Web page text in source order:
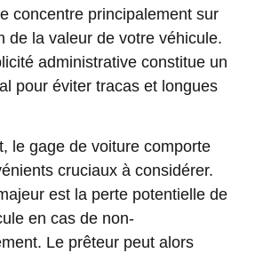
concentre principalement sur
de la valeur de votre véhicule.
administrative constitue un
pour éviter tracas et longues
le gage de voiture comporte
cruciaux à considérer.
est la perte potentielle de
en cas de non-
Le prêteur peut alors